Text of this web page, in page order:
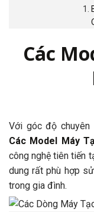
Các
Với góc độ chuyên
Các Model Máy
công nghệ tiên tiến
dung rất phù hợp
trong gia đình.